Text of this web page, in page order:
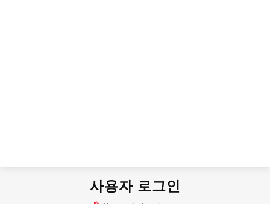
사용자 로그인